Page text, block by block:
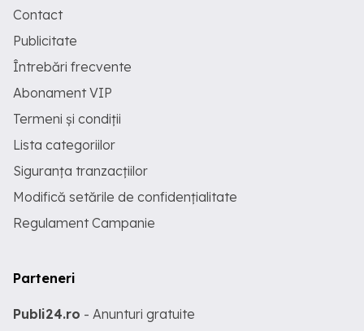
Contact
Publicitate
Întrebări frecvente
Abonament VIP
Termeni și condiții
Lista categoriilor
Siguranța tranzacțiilor
Modifică setările de confidențialitate
Regulament Campanie
Parteneri
Publi24.ro - Anunturi gratuite